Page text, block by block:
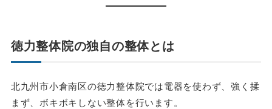
徳力整体院の独自の整体とは
北九州市小倉南区の徳力整体院では電器を使わず、強く揉
まず、ボキボキしない整体を行います。